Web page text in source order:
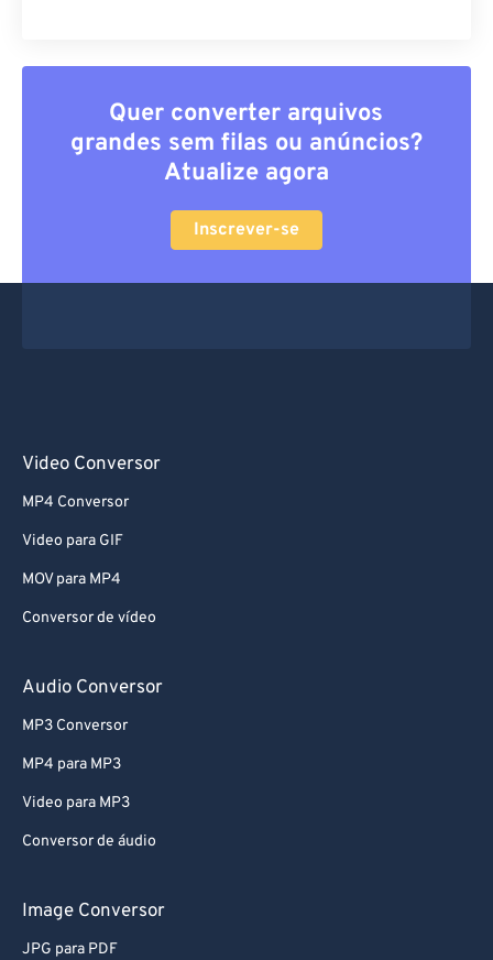
Quer converter arquivos
grandes sem filas ou anúncios?
Atualize agora
Inscrever-se
Video Conversor
MP4 Conversor
Video para GIF
MOV para MP4
Conversor de vídeo
Audio Conversor
MP3 Conversor
MP4 para MP3
Video para MP3
Conversor de áudio
Image Conversor
JPG para PDF